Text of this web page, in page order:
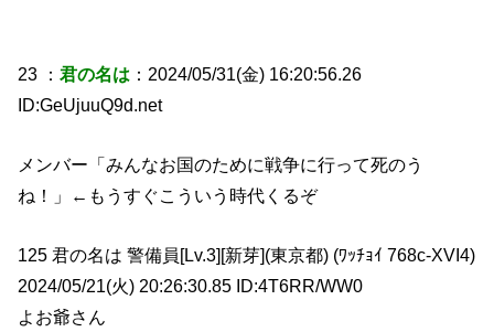
23 ：君の名は ：2024/05/31(金) 16:20:56.26
ID:GeUjuuQ9d.net
メンバー「みんなお国のために戦争に行って死のう
ね！」←もうすぐこういう時代くるぞ
125 君の名は 警備員[Lv.3][新芽](東京都) (ﾜｯﾁｮｲ 768c-XVI4)
2024/05/21(火) 20:26:30.85 ID:4T6RR/WW0
よお爺さん